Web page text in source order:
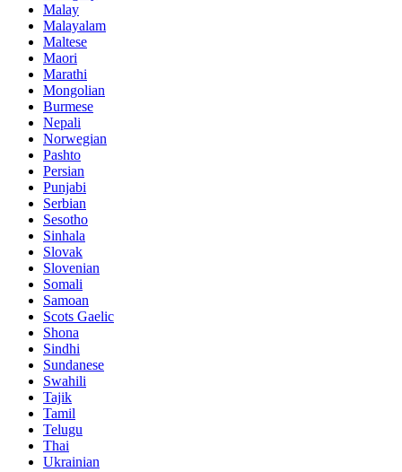
Malay
Malayalam
Maltese
Maori
Marathi
Mongolian
Burmese
Nepali
Norwegian
Pashto
Persian
Punjabi
Serbian
Sesotho
Sinhala
Slovak
Slovenian
Somali
Samoan
Scots Gaelic
Shona
Sindhi
Sundanese
Swahili
Tajik
Tamil
Telugu
Thai
Ukrainian